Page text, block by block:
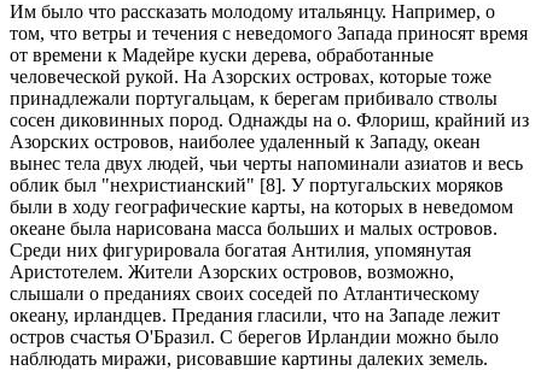
Им было что рассказать молодому итальянцу. Например, о
том, что ветры и течения с неведомого Запада приносят время
от времени к Мадейре куски дерева, обработанные
человеческой рукой. На Азорских островах, которые тоже
принадлежали португальцам, к берегам прибивало стволы
сосен диковинных пород. Однажды на о. Флориш, крайний из
Азорских островов, наиболее удаленный к Западу, океан
вынес тела двух людей, чьи черты напоминали азиатов и весь
облик был "нехристианский" [8]. У португальских моряков
были в ходу географические карты, на которых в неведомом
океане была нарисована масса больших и малых островов.
Среди них фигурировала богатая Антилия, упомянутая
Аристотелем. Жители Азорских островов, возможно,
слышали о преданиях своих соседей по Атлантическому
океану, ирландцев. Предания гласили, что на Западе лежит
остров счастья О'Бразил. С берегов Ирландии можно было
наблюдать миражи, рисовавшие картины далеких земель.